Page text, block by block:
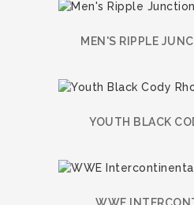
MEN'S RIPPLE
YOUTH BLACK